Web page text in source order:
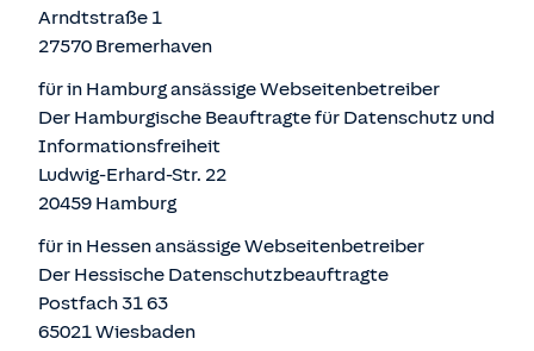
Arndtstraße 1
27570 Bremerhaven
für in Hamburg ansässige Webseitenbetreiber
Der Hamburgische Beauftragte für Datenschutz und
Informationsfreiheit
Ludwig-Erhard-Str. 22
20459 Hamburg
für in Hessen ansässige Webseitenbetreiber
Der Hessische Datenschutzbeauftragte
Postfach 31 63
65021 Wiesbaden